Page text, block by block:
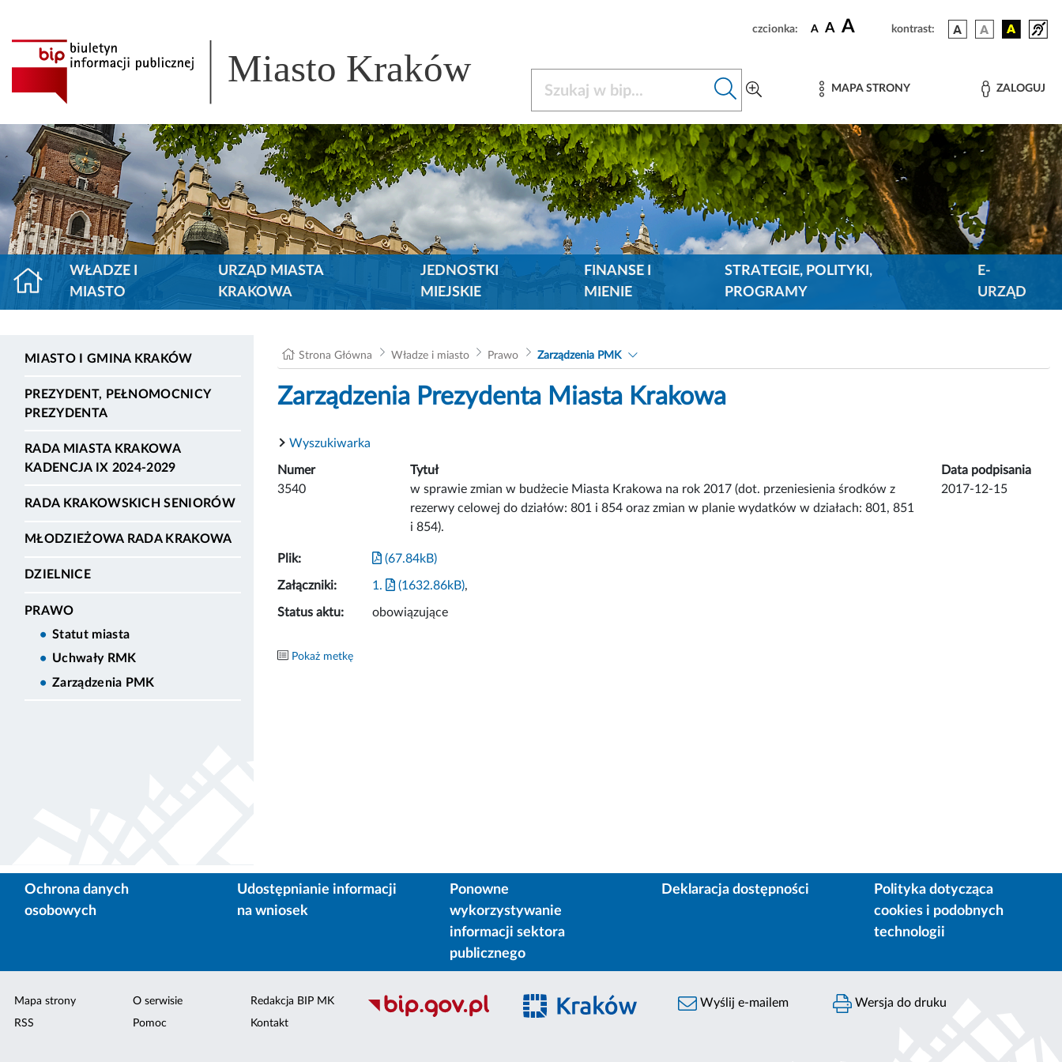
czcionka: A A A kontrast:
Miasto Kraków MAPA STRONY ZALOGUJ
WŁADZE I
MIASTO
URZĄD MIASTA
KRAKOWA
JEDNOSTKI
MIEJSKIE
FINANSE I
MIENIE
STRATEGIE, POLITYKI,
PROGRAMY
E-
URZĄD
MIASTO I GMINA KRAKÓW
PREZYDENT, PEŁNOMOCNICY
PREZYDENTA
RADA MIASTA KRAKOWA
KADENCJA IX 2024-2029
RADA KRAKOWSKICH SENIORÓW
MŁODZIEŻOWA RADA KRAKOWA
DZIELNICE
PRAWO
Statut miasta
Uchwały RMK
Zarządzenia PMK
Strona Główna Władze i miasto Prawo Zarządzenia PMK
Zarządzenia Prezydenta Miasta Krakowa
Wyszukiwarka
Numer Tytuł
Data podpisania
3540
w sprawie zmian w budżecie Miasta Krakowa na rok 2017 (dot. przeniesienia środków z
rezerwy celowej do działów: 801 i 854 oraz zmian w planie wydatków w działach: 801, 851
i 854).
2017-12-15
Plik: (67.84kB)
Załączniki: 1. (1632.86kB),
Status aktu: obowiązujące
Pokaż metkę
Ochrona danych
osobowych
Udostępnianie informacji
na wniosek
Ponowne
wykorzystywanie
informacji sektora
publicznego
Deklaracja dostępności
Polityka dotycząca
cookies i podobnych
technologii
Mapa strony
RSS
O serwisie
Pomoc
Redakcja BIP MK
Kontakt
Wyślij e-mailem Wersja do druku